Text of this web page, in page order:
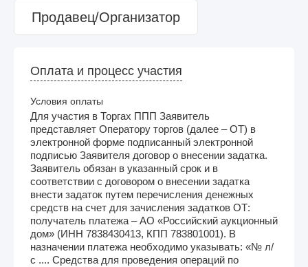
Продавец/Организатор
Оплата и процесс участия
Условия оплаты
Для участия в Торгах ППП Заявитель
представляет Оператору торгов (далее – ОТ) в
электронной форме подписанный электронной
подписью Заявителя договор о внесении задатка.
Заявитель обязан в указанный срок и в
соответствии с договором о внесении задатка
внести задаток путем перечисления денежных
средств на счет для зачисления задатков ОТ:
получатель платежа – АО «Российский аукционный
дом» (ИНН 7838430413, КПП 783801001). В
назначении платежа необходимо указывать: «№ л/
с .... Средства для проведения операций по